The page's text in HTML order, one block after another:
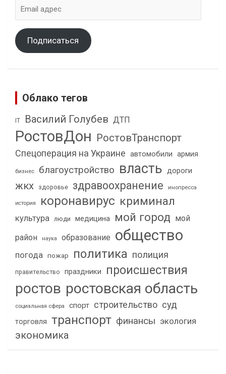
адрес
Подписаться
Облако тегов
IT Василий Голубев ДТП
РостовДон РостовТранспорт
Спецоперация на Украине автомобили армия
бизнес благоустройство власть дороги
жкх здоровье здравоохранение инопресса
история коронавирус криминал
культура люди медицина мой город мой
район
наука образование общество
погода пожар политика полиция
правительство праздники происшествия
ростов ростовская область
социальная сфера спорт строительство суд
торговля транспорт финансы экология
экономика